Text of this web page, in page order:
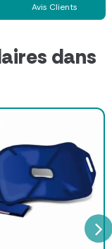
Avis Clients
dans